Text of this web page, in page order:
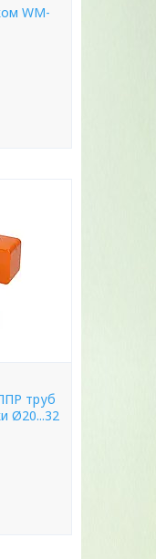
WM-
труб
Ø20...32